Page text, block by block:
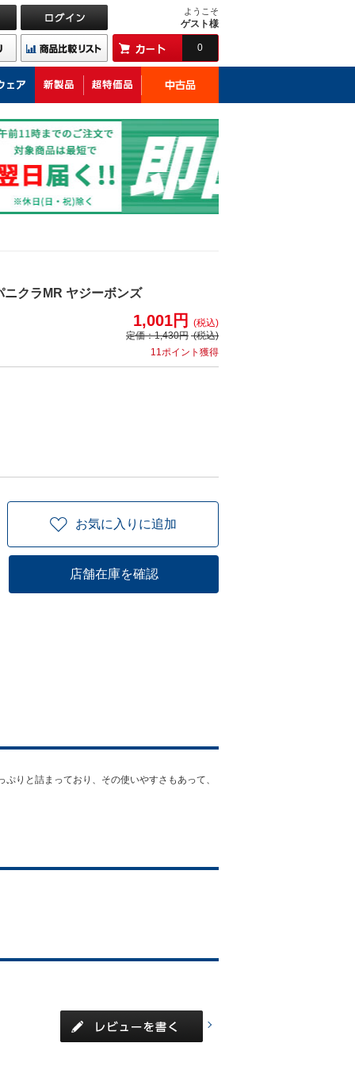
ようこそ
ゲスト様
0
クラMR ヤジーボンズ
1,001円
(税込)
定価：1,430円 (税込)
11ポイント獲得
お気に入りに追加
店舗在庫を確認
りと詰まっており、その使いやすさもあって、